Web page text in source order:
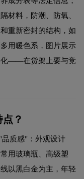
料，防潮、防氧、
重新密封的结构，如
用暖色系，图片展示
化——在货架上要与竞
？
质感"：外观设计
用玻璃瓶、高级塑
以黑白金为主，年轻